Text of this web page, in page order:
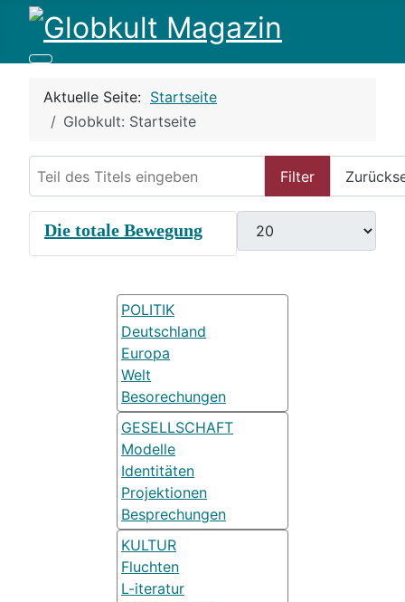
Aktuelle Seite: Startseite
Globkult: Startseite
Filter
Anzeige #
Die totale Bewegung
POLITIK
Deutschland
Europa
Welt
Besorechungen
GESELLSCHAFT
Modelle
Identitäten
Projektionen
Besprechungen
KULTUR
Fluchten
L-iteratur